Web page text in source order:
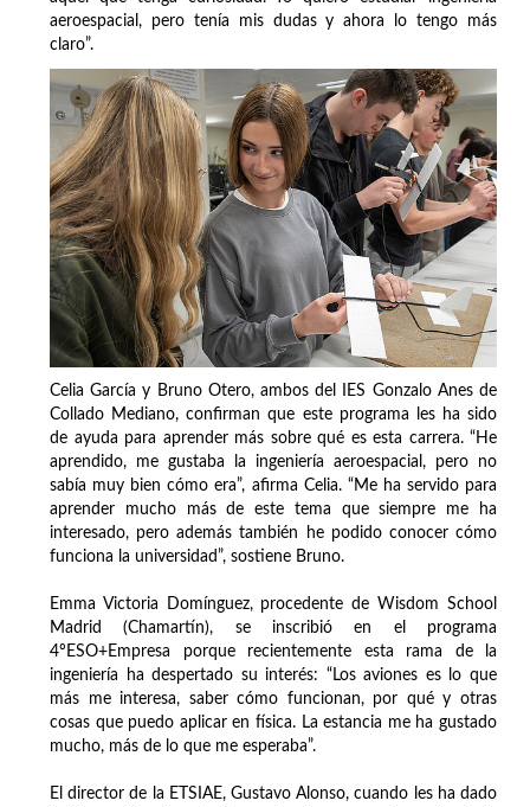
aeroespacial, pero tenía mis dudas y ahora lo tengo más
claro”.
Celia García y Bruno Otero, ambos del IES Gonzalo Anes de
Collado Mediano, confirman que este programa les ha sido
de ayuda para aprender más sobre qué es esta carrera. “He
aprendido, me gustaba la ingeniería aeroespacial, pero no
sabía muy bien cómo era”, afirma Celia. “Me ha servido para
aprender mucho más de este tema que siempre me ha
interesado, pero además también he podido conocer cómo
funciona la universidad”, sostiene Bruno.
Emma Victoria Domínguez, procedente de Wisdom School
Madrid (Chamartín), se inscribió en el programa
4ºESO+Empresa porque recientemente esta rama de la
ingeniería ha despertado su interés: “Los aviones es lo que
más me interesa, saber cómo funcionan, por qué y otras
cosas que puedo aplicar en física. La estancia me ha gustado
mucho, más de lo que me esperaba”.
El director de la ETSIAE, Gustavo Alonso, cuando les ha dado